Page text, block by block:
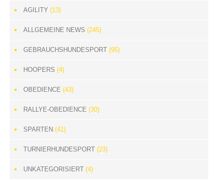
AGILITY (13)
ALLGEMEINE NEWS (245)
GEBRAUCHSHUNDESPORT (95)
HOOPERS (4)
OBEDIENCE (43)
RALLYE-OBEDIENCE (30)
SPARTEN (41)
TURNIERHUNDESPORT (23)
UNKATEGORISIERT (4)